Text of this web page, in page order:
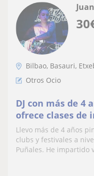
30
Bilbao, Basauri,
Otros Ocio
DJ con más de 4
ofrece clases de
Llevo más de 4 años
clubs y festivales a
Puñales. He impartido